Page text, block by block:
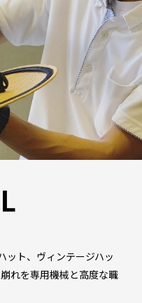
ット、ヴィンテージハッ
れを専用機械と高度な職